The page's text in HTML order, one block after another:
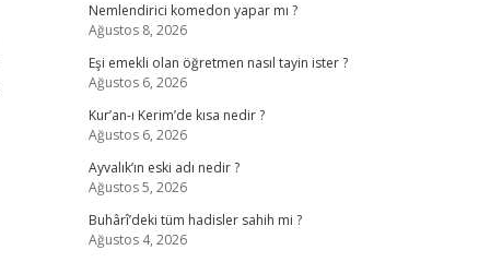
Nemlendirici komedon yapar mı ?
Ağustos 8, 2026
Eşi emekli olan öğretmen nasıl tayin ister ?
Ağustos 6, 2026
Kur’an-ı Kerim’de kısa nedir ?
Ağustos 6, 2026
Ayvalık’ın eski adı nedir ?
Ağustos 5, 2026
Buhârî’deki tüm hadisler sahih mi ?
Ağustos 4, 2026